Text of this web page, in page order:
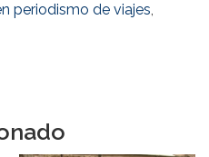
periodismo de viajes,